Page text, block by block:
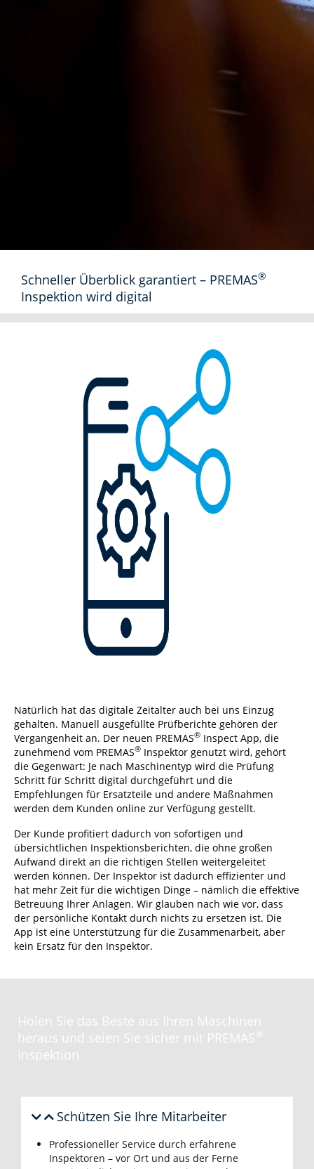
Schneller Überblick garantiert – PREMAS®
Inspektion wird digital
Natürlich hat das digitale Zeitalter auch bei uns Einzug
gehalten. Manuell ausgefüllte Prüfberichte gehören der
Vergangenheit an. Der neuen PREMAS® Inspect App, die
zunehmend vom PREMAS® Inspektor genutzt wird, gehört
die Gegenwart: Je nach Maschinentyp wird die Prüfung
Schritt für Schritt digital durchgeführt und die
Empfehlungen für Ersatzteile und andere Maßnahmen
werden dem Kunden online zur Verfügung gestellt.
Der Kunde profitiert dadurch von sofortigen und
übersichtlichen Inspektionsberichten, die ohne großen
Aufwand direkt an die richtigen Stellen weitergeleitet
werden können. Der Inspektor ist dadurch effizienter und
hat mehr Zeit für die wichtigen Dinge – nämlich die effektive
Betreuung Ihrer Anlagen. Wir glauben nach wie vor, dass
der persönliche Kontakt durch nichts zu ersetzen ist. Die
App ist eine Unterstützung für die Zusammenarbeit, aber
kein Ersatz für den Inspektor.
Holen Sie das Beste aus Ihren Maschinen
heraus und seien Sie sicher mit PREMAS ®
Inspektion
Schützen Sie Ihre Mitarbeiter
Professioneller Service durch erfahrene
Inspektoren – vor Ort und aus der Ferne